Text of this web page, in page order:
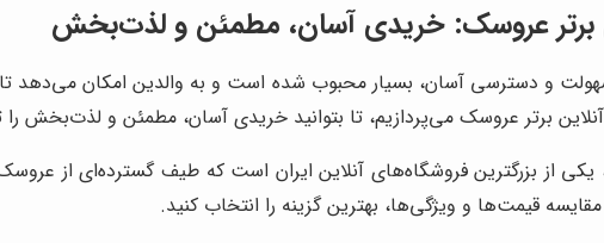
برتر عروسک: خریدی آسان، مطمئن و لذت‌بخش
و دسترسی آسان، بسیار محبوب شده است و به والدین امکان می‌دهد
برتر عروسک می‌پردازیم، تا بتوانید خریدی آسان، مطمئن و لذت‌بخش را
یکی از بزرگترین فروشگاه‌های آنلاین ایران است که طیف گسترده‌ای از
قیمت‌ها و ویژگی‌ها، بهترین گزینه را انتخاب کنید.